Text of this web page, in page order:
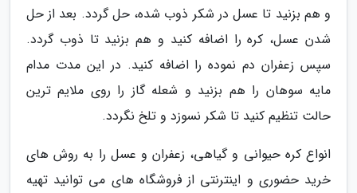
و هم بزنید تا عسل در شکر ذوب شده، حل گردد. بعد از حل
شدن عسل، کره را اضافه کنید و هم بزنید تا ذوب گردد.
سپس زعفران دم نموده را اضافه کنید. در این مدت مدام
مایه سوهان را هم بزنید و شعله گاز را روی ملایم ترین
حالت تنظیم کنید تا شکر نسوزد و تلخ نگردد.
انواع کره حیوانی و گیاهی، زعفران و عسل را به روش های
خرید حضوری و اینترنتی از فروشگاه های می توانید تهیه